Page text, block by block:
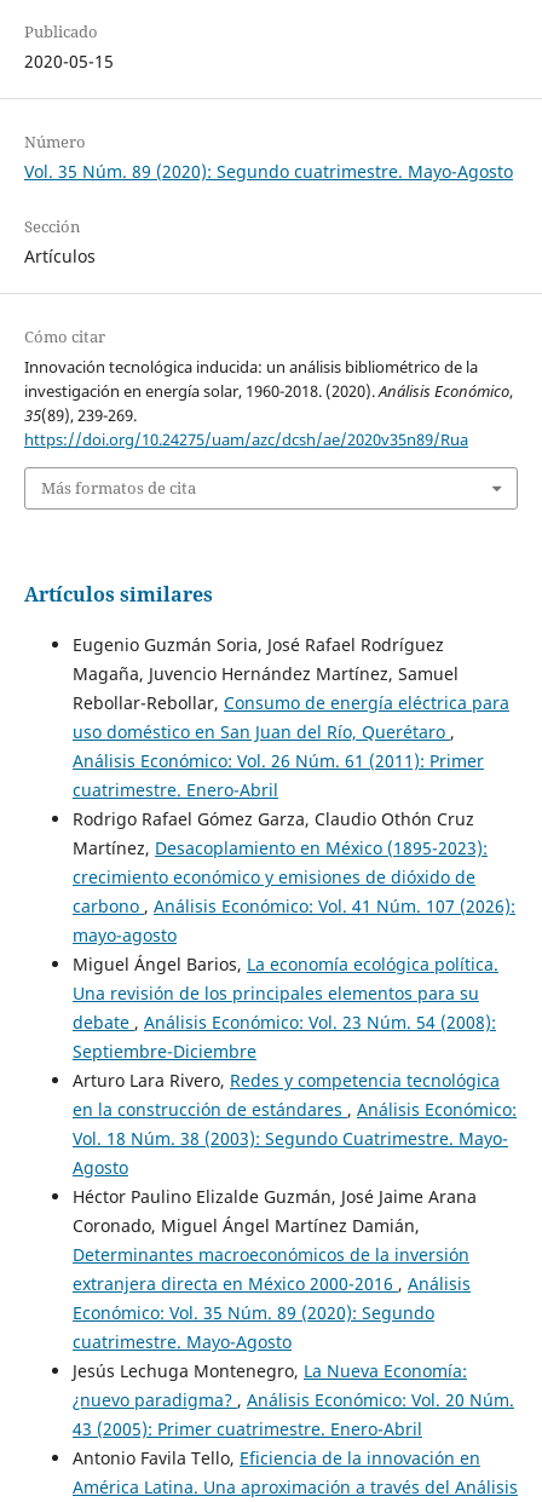
Publicado
2020-05-15
Número
Vol. 35 Núm. 89 (2020): Segundo cuatrimestre. Mayo-Agosto
Sección
Artículos
Cómo citar
Innovación tecnológica inducida: un análisis bibliométrico de la
investigación en energía solar, 1960-2018. (2020).Análisis Económico,
35(89), 239-269.
https://doi.org/10.24275/uam/azc/dcsh/ae/2020v35n89/Rua
Más formatos de cita
Artículos similares
Eugenio Guzmán Soria, José Rafael Rodríguez
Magaña, Juvencio Hernández Martínez, Samuel
Rebollar-Rebollar, Consumo de energía eléctrica para
uso doméstico en San Juan del Río, Querétaro ,
Análisis Económico: Vol. 26 Núm. 61 (2011): Primer
cuatrimestre. Enero-Abril
Rodrigo Rafael Gómez Garza, Claudio Othón Cruz
Martínez, Desacoplamiento en México (1895-2023):
crecimiento económico y emisiones de dióxido de
carbono , Análisis Económico: Vol. 41 Núm. 107 (2026):
mayo-agosto
Miguel Ángel Barios, La economía ecológica política.
Una revisión de los principales elementos para su
debate , Análisis Económico: Vol. 23 Núm. 54 (2008):
Septiembre-Diciembre
Arturo Lara Rivero, Redes y competencia tecnológica
en la construcción de estándares , Análisis Económico:
Vol. 18 Núm. 38 (2003): Segundo Cuatrimestre. Mayo-
Agosto
Héctor Paulino Elizalde Guzmán, José Jaime Arana
Coronado, Miguel Ángel Martínez Damián,
Determinantes macroeconómicos de la inversión
extranjera directa en México 2000-2016 , Análisis
Económico: Vol. 35 Núm. 89 (2020): Segundo
cuatrimestre. Mayo-Agosto
Jesús Lechuga Montenegro, La Nueva Economía:
¿nuevo paradigma? , Análisis Económico: Vol. 20 Núm.
43 (2005): Primer cuatrimestre. Enero-Abril
Antonio Favila Tello, Eficiencia de la innovación en
América Latina. Una aproximación a través del Análisis